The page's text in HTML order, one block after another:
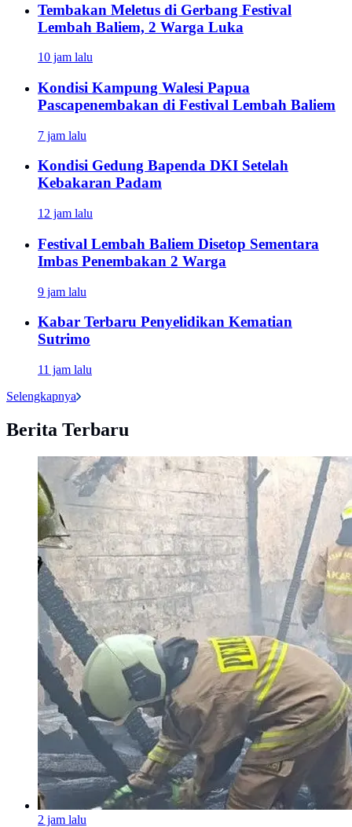
Tembakan Meletus di Gerbang Festival
Lembah Baliem, 2 Warga Luka
10 jam lalu
Kondisi Kampung Walesi Papua
Pascapenembakan di Festival Lembah Baliem
7 jam lalu
Kondisi Gedung Bapenda DKI Setelah
Kebakaran Padam
12 jam lalu
Festival Lembah Baliem Disetop Sementara
Imbas Penembakan 2 Warga
9 jam lalu
Kabar Terbaru Penyelidikan Kematian
Sutrimo
11 jam lalu
Selengkapnya
Berita Terbaru
2 jam lalu